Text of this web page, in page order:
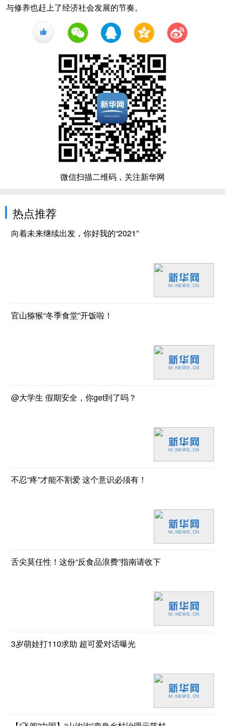
与修养也赶上了经济社会发展的节奏。
+1
微信扫描二维码，关注新华网
热点推荐
向着未来继续出发，你好我的“2021”
官山猕猴“冬季食堂”开饭啦！
@大学生 假期安全，你get到了吗？
不忍“疼”才能不割爱 这个意识必须有！
舌尖莫任性！这份“反食品浪费”指南请收下
3岁萌娃打110求助 超可爱对话曝光